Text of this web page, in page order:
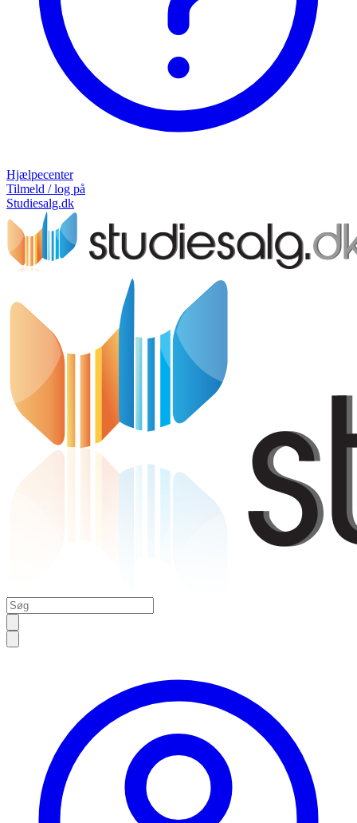
Hjælpecenter
Tilmeld / log på
Studiesalg.dk